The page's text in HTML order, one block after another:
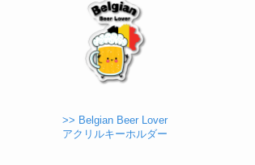
>> Belgian Beer Lover
アクリルキーホルダー